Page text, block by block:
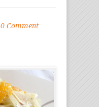
0 Comment